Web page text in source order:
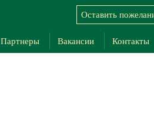
Оставить
Партнеры Вакансии Контакты